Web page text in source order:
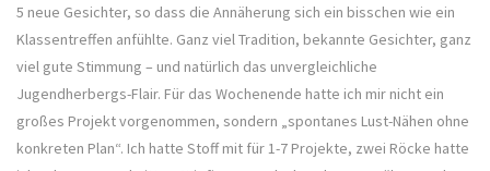
5 neue Gesichter, so dass die Annäherung sich ein bisschen wie ein
Klassentreffen anfühlte. Ganz viel Tradition, bekannte Gesichter, ganz
viel gute Stimmung – und natürlich das unvergleichliche
Jugendherbergs-Flair. Für das Wochenende hatte ich mir nicht ein
großes Projekt vorgenommen, sondern „spontanes Lust-Nähen ohne
konkreten Plan“. Ich hatte Stoff mit für 1-7 Projekte, zwei Röcke hatte